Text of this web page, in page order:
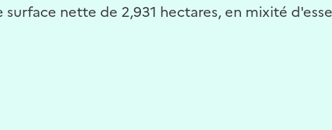
nette de 2,931 hectares, en mixité